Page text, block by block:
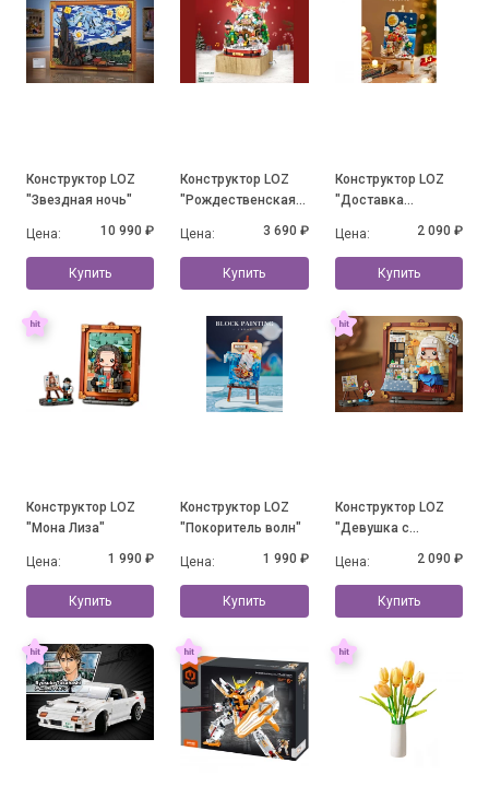
Конструктор LOZ
"Звездная ночь"
Цена: 10 990 ₽
Купить
Конструктор LOZ
"Рождественская
шкатулка"
Цена: 3 690 ₽
Купить
Конструктор LOZ
"Доставка
Цена:
2 090 ₽
Купить
Конструктор LOZ
"Мона Лиза"
Цена: 1 990 ₽
Купить
Конструктор LOZ
"Покоритель волн"
Цена: 1 990 ₽
Купить
Конструктор LOZ
"Девушка с
Цена:
2 090 ₽
Купить